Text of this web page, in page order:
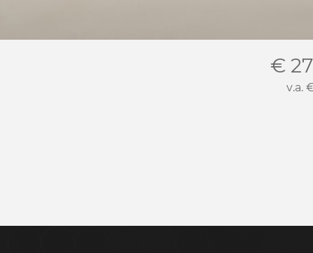
€
v.a.